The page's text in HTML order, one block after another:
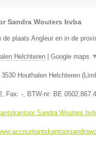
Sandra Wouters bvba
de plaats Angleur en in de
Helchteren Google maps ▼
3530 Houthalen Helchteren (
, Fax: - , BTW-nr: BE
Sandra Wouters